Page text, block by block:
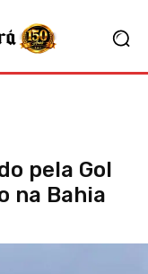
pela Gol
na Bahia